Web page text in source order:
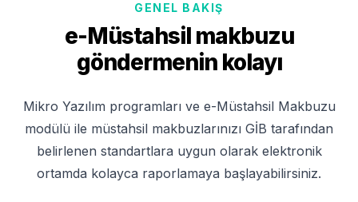
GENEL BAKIŞ
e-Müstahsil makbuzu
göndermenin kolayı
Mikro Yazılım programları ve e-Müstahsil Makbuzu
modülü ile müstahsil makbuzlarınızı GİB tarafından
belirlenen standartlara uygun olarak elektronik
ortamda kolayca raporlamaya başlayabilirsiniz.